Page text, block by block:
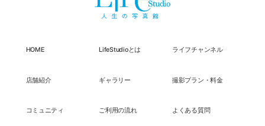
HOME LifeStudioとは ライフチャンネル
店舗紹介 ギャラリー 撮影プラン・料金
コミュニティ ご利用の流れ よくある質問